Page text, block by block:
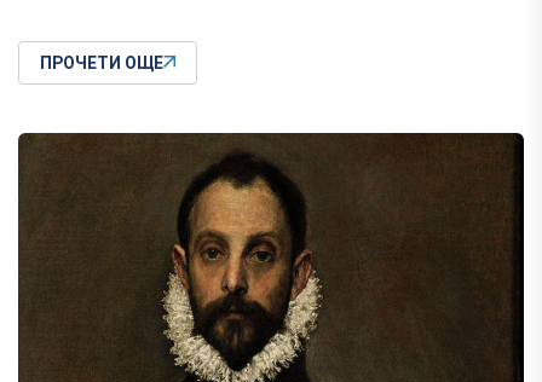
ПРОЧЕТИ ОЩЕ